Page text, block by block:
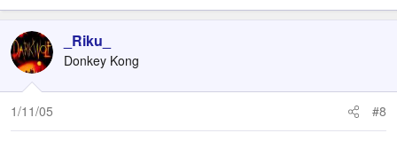
_Riku_
Donkey Kong
1/11/05 #8